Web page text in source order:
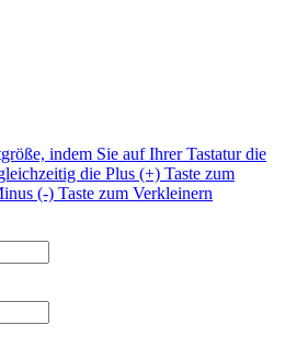
indem Sie auf Ihrer Tastatur die
die Plus (+) Taste zum
(-) Taste zum Verkleinern